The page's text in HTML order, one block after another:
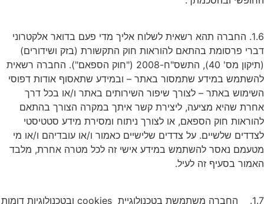
1.6. החברה תהא רשאית לשלוח אליך מדי פעם בדואר אלקטרוני
פרסומת בהתאם להוראות חוק התקשורת (בזק ושידורים)
(תיקון מס' 40), התשס"ח-2008 ("חוק הספאם"). החברה רשאית
במידע שתמסור באתר – ובמידע שתאסוף אודות דפוסי
באתר – לצורך שיפור השירותים באתר ו/או בכל דרך
שהיא מציעה, ליצירת קשר איתך במקרה הצורך בהתאם
חוק הספאם, או לצורך ניתוח ומסירת מידע סטטיסטי
שלשיים. על צדדים שלישיים כאמור ו/או עובדיהם ו/או מי
נאסר להשתמש במידע אישי זה לכל מטרה אחרת, מלבד
בסעיף זה לעיל.
1.7. החברה משתמשת בטכנולוגיית cookies ובטכנולוגיות דומות